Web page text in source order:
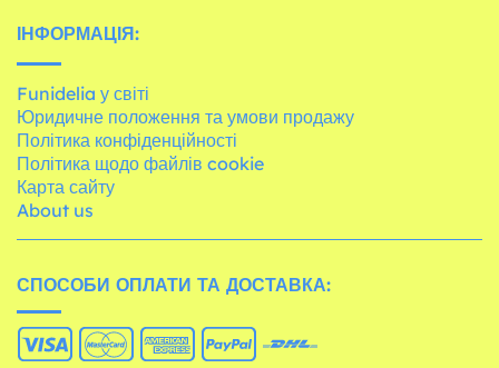
ІНФОРМАЦІЯ:
Funidelia у світі
Юридичне положення та умови продажу
Політика конфіденційності
Політика щодо файлів cookie
Карта сайту
About us
СПОСОБИ ОПЛАТИ ТА ДОСТАВКА: